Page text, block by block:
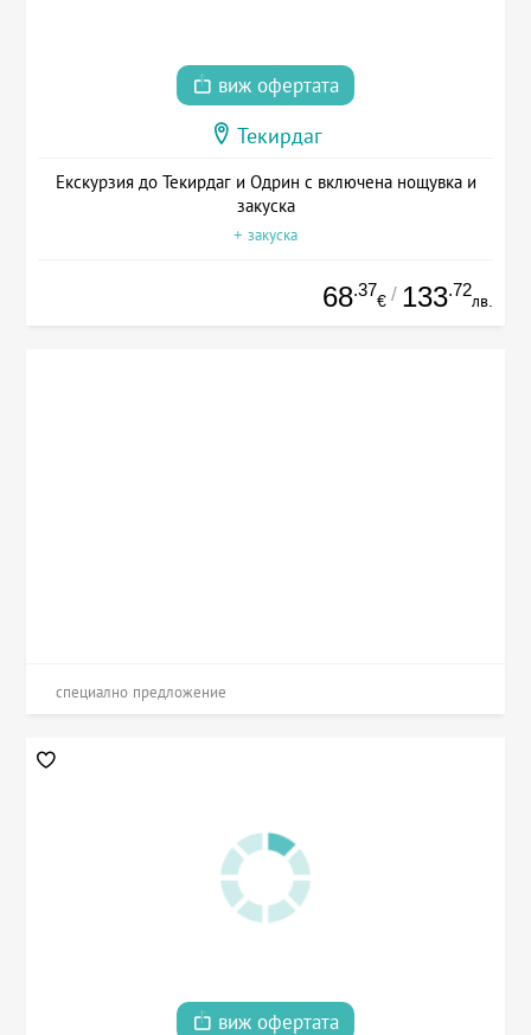
виж офертата
Текирдаг
Екскурзия до Текирдаг и Одрин с включена нощувка и
закуска
+ закуска
68.37
€ / 133.72
лв.
специално предложение
виж офертата